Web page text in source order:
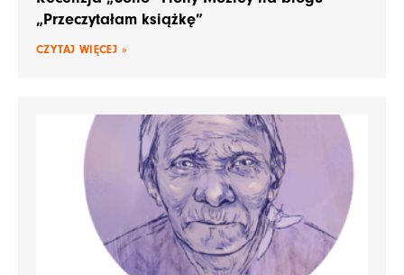
„Przeczytałam książkę”
CZYTAJ WIĘCEJ »